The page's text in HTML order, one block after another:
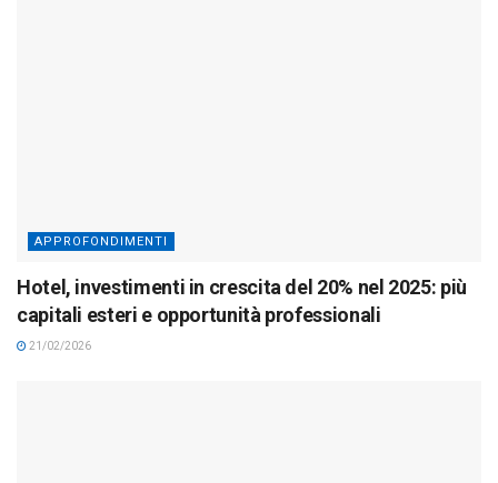
APPROFONDIMENTI
Hotel, investimenti in crescita del 20% nel 2025: più
capitali esteri e opportunità professionali
21/02/2026